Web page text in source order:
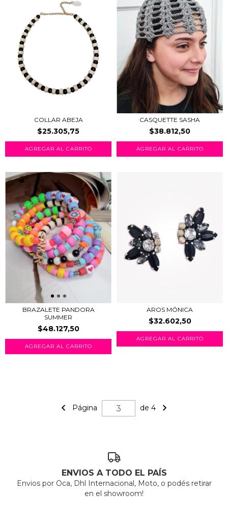
COLLAR ABEJA
$25.305,75
CASQUETTE SASHA
$38.812,50
BRAZALETE PANDORA
SUMMER
$48.127,50
AROS MÓNICA
$32.602,50
Página de 4
ENVIOS A TODO EL PAÍS
Envios por Oca, Dhl Internacional, Moto, o podés retirar
en el showroom!